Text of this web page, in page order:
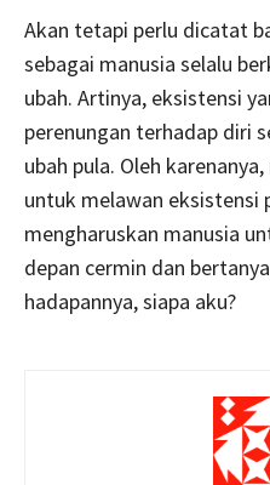
Akan tetapi perlu dicatat
sebagai manusia selalu
ubah. Artinya, eksistensi
perenungan terhadap diri
ubah pula. Oleh
untuk melawan eksistensi
mengharuskan manusia
depan cermin dan
hadapannya, siapa aku?